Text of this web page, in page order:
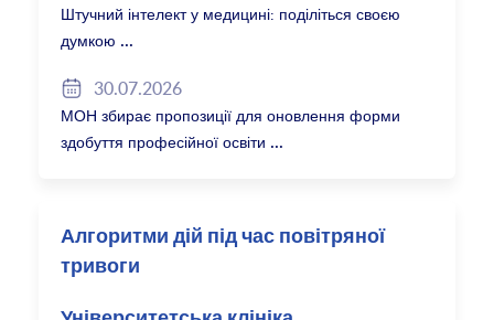
Штучний інтелект у медицині: поділіться своєю
думкою
30.07.2026
МОН збирає пропозиції для оновлення форми
здобуття професійної освіти
Алгоритми дій під час повітряної
тривоги